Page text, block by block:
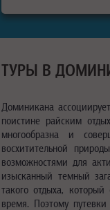
ТУРЫ В
Доминикана
поистине райским
многообразна и
восхитительной
возможностями для
изысканный темный
такого отдыха,
время. Поэтому